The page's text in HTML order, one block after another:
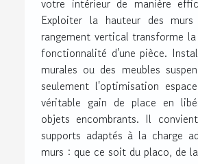
votre intérieur de manière
Exploiter la hauteur des
rangement vertical transforme
fonctionnalité d'une pièce.
murales ou des meubles
seulement l'optimisation
véritable gain de place en
objets encombrants. Il
supports adaptés à la charge
murs : que ce soit du placo, de